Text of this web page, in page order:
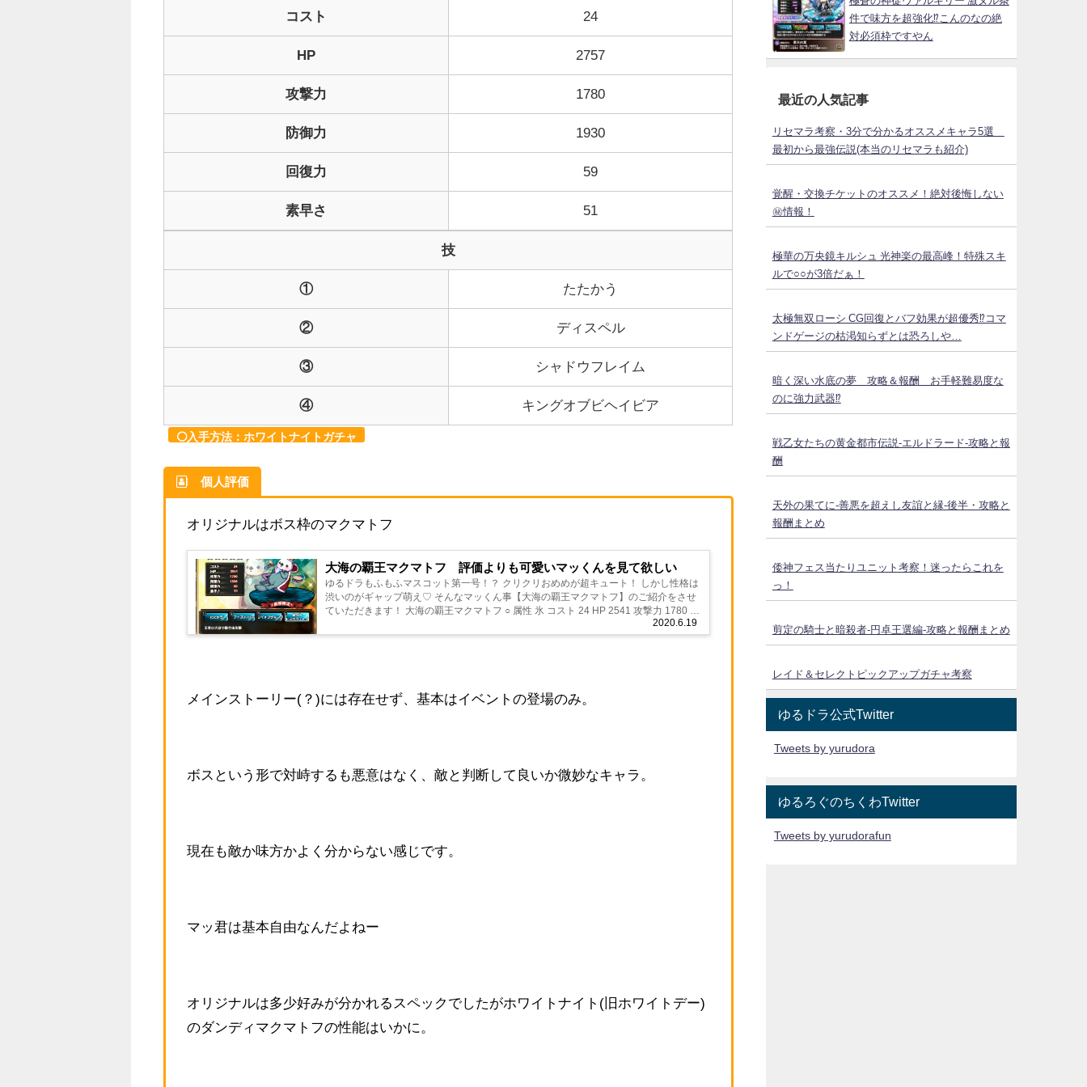
コスト 24
HP 2757
攻撃力 1780
防御力 1930
回復力 59
素早さ 51
技
① たたかう
② ディスペル
③ シャドウフレイム
④ キングオブビヘイビア
入手方法：ホワイトナイトガチャ
個人評価
オリジナルはボス枠のマクマトフ
大海の覇王マクマトフ 評価よりも可愛いマッくんを見て欲しい
2020.6.19
ゆるドラもふもふマスコット第一号！？ クリクリおめめが超キュート！ しかし性格は
渋いのがギャップ萌え♡ そんなマッくん事【大海の覇王マクマトフ】のご紹介をさせ
ていただきます！ 大海の覇王マクマトフ ○ 属性 氷 コスト 24 HP 2541 攻撃力 1780 防
メインストーリー(？)には存在せず、基本はイベントの登場のみ。
ボスという形で対峙するも悪意はなく、敵と判断して良いか微妙なキャラ。
現在も敵か味方かよく分からない感じです。
マッ君は基本自由なんだよねー
オリジナルは多少好みが分かれるスペックでしたがホワイトナイト(旧ホワイトデー)
のダンディマクマトフの性能はいかに。
件で味方を超強化⁉こんのなの絶
対必須枠ですやん
最近の人気記事
リセマラ考察・3分で分かるオススメキャラ5選
最初から最強伝説(本当のリセマラも紹介)
覚醒・交換チケットのオススメ！絶対後悔しない
㊙情報！
極華の万央鏡キルシュ 光神楽の最高峰！特殊スキ
ルで○○が3倍だぁ！
太極無双ローシ CG回復とバフ効果が超優秀⁉コマ
ンドゲージの枯渇知らずとは恐ろしや…
暗く深い水底の夢 攻略＆報酬 お手軽難易度な
のに強力武器⁉
戦乙女たちの黄金都市伝説‐エルドラード‐攻略と報
酬
天外の果てに-善悪を超えし友誼と縁-後半・攻略と
報酬まとめ
倭神フェス当たりユニット考察！迷ったらこれを
っ！
剪定の騎士と暗殺者-円卓王選編-攻略と報酬まとめ
レイド＆セレクトピックアップガチャ考察
ゆるドラ公式Twitter
Tweets by yurudora
ゆるろぐのちくわTwitter
Tweets by yurudorafun